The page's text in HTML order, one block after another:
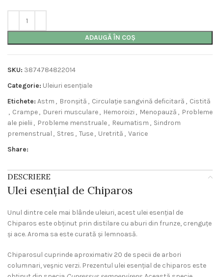
ADAUGĂ ÎN COȘ
SKU: 3874784822014
Categorie: Uleiuri esențiale
Etichete: Astm , Bronșită , Circulație sangvină deficitară , Cistită
, Crampe, Dureri musculare, Hemoroizi , Menopauză , Probleme
ale pielii , Probleme menstruale, Reumatism , Sindrom
premenstrual , Stres , Tuse, Uretrită , Varice
Share:
DESCRIERE
Ulei esențial de Chiparos
Unul dintre cele mai blânde uleiuri, acest ulei esențial de
Chiparos este obținut prin distilare cu aburi din frunze, crenguțe
și ace. Aroma sa este curată și lemnoasă.
Chiparosul cuprinde aproximativ 20 de specii de arbori
columnari, veșnic verzi. Prezentul ulei esențial de chiparos este